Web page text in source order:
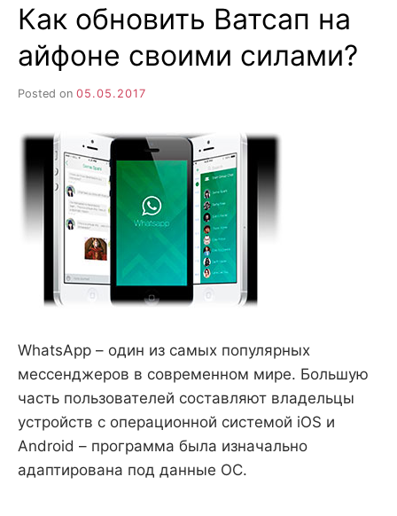
IPHONE
Как обновить Ватсап на
айфоне своими силами?
Posted on 05.05.2017
WhatsApp – один из самых популярных
мессенджеров в современном мире. Большую
часть пользователей составляют владельцы
устройств с операционной системой iOS и
Android – программа была изначально
адаптирована под данные ОС.